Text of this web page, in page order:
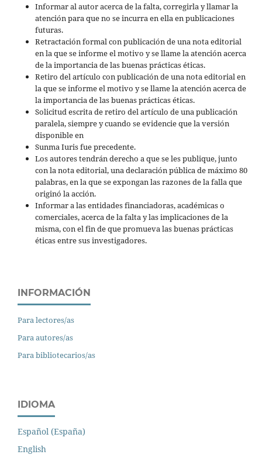
Informar al autor acerca de la falta, corregirla y llamar la
atención para que no se incurra en ella en publicaciones
futuras.
Retractación formal con publicación de una nota editorial
en la que se informe el motivo y se llame la atención acerca
de la importancia de las buenas prácticas éticas.
Retiro del artículo con publicación de una nota editorial en
la que se informe el motivo y se llame la atención acerca de
la importancia de las buenas prácticas éticas.
Solicitud escrita de retiro del artículo de una publicación
paralela, siempre y cuando se evidencie que la versión
disponible en
Sunma Iuris fue precedente.
Los autores tendrán derecho a que se les publique, junto
con la nota editorial, una declaración pública de máximo 80
palabras, en la que se expongan las razones de la falla que
originó la acción.
Informar a las entidades financiadoras, académicas o
comerciales, acerca de la falta y las implicaciones de la
misma, con el fin de que promueva las buenas prácticas
éticas entre sus investigadores.
INFORMACIÓN
Para lectores/as
Para autores/as
Para bibliotecarios/as
IDIOMA
Español (España)
English